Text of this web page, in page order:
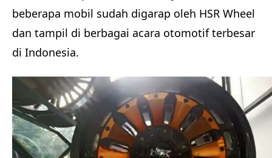
beberapa mobil sudah digarap oleh HSR Wheel
dan tampil di berbagai acara otomotif terbesar
di Indonesia.